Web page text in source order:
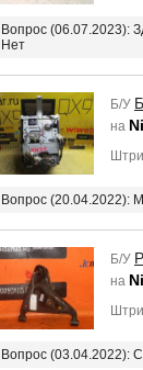
Вопрос (06.07.2023):
Нет
Б/У
на
Вопрос (20.04.2022):
Б/У
на
Вопрос (03.04.2022):